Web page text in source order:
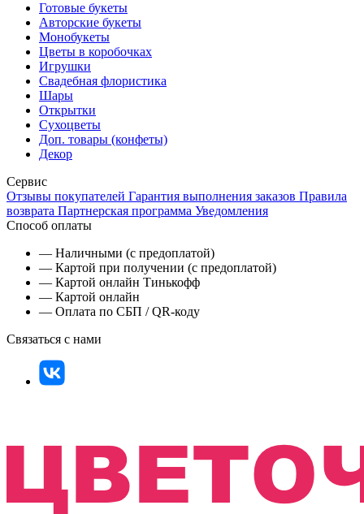
Готовые букеты
Авторские букеты
Монобукеты
Цветы в коробочках
Игрушки
Свадебная флористика
Шары
Открытки
Сухоцветы
Доп. товары (конфеты)
Декор
Сервис
Отзывы покупателей Гарантия выполнения заказов Правила
возврата Партнерская программа Уведомления
Способ оплаты
— Наличными (с предоплатой)
— Картой при получении (с предоплатой)
— Картой онлайн Тинькофф
— Картой онлайн
— Оплата по СБП / QR-коду
Связаться с нами